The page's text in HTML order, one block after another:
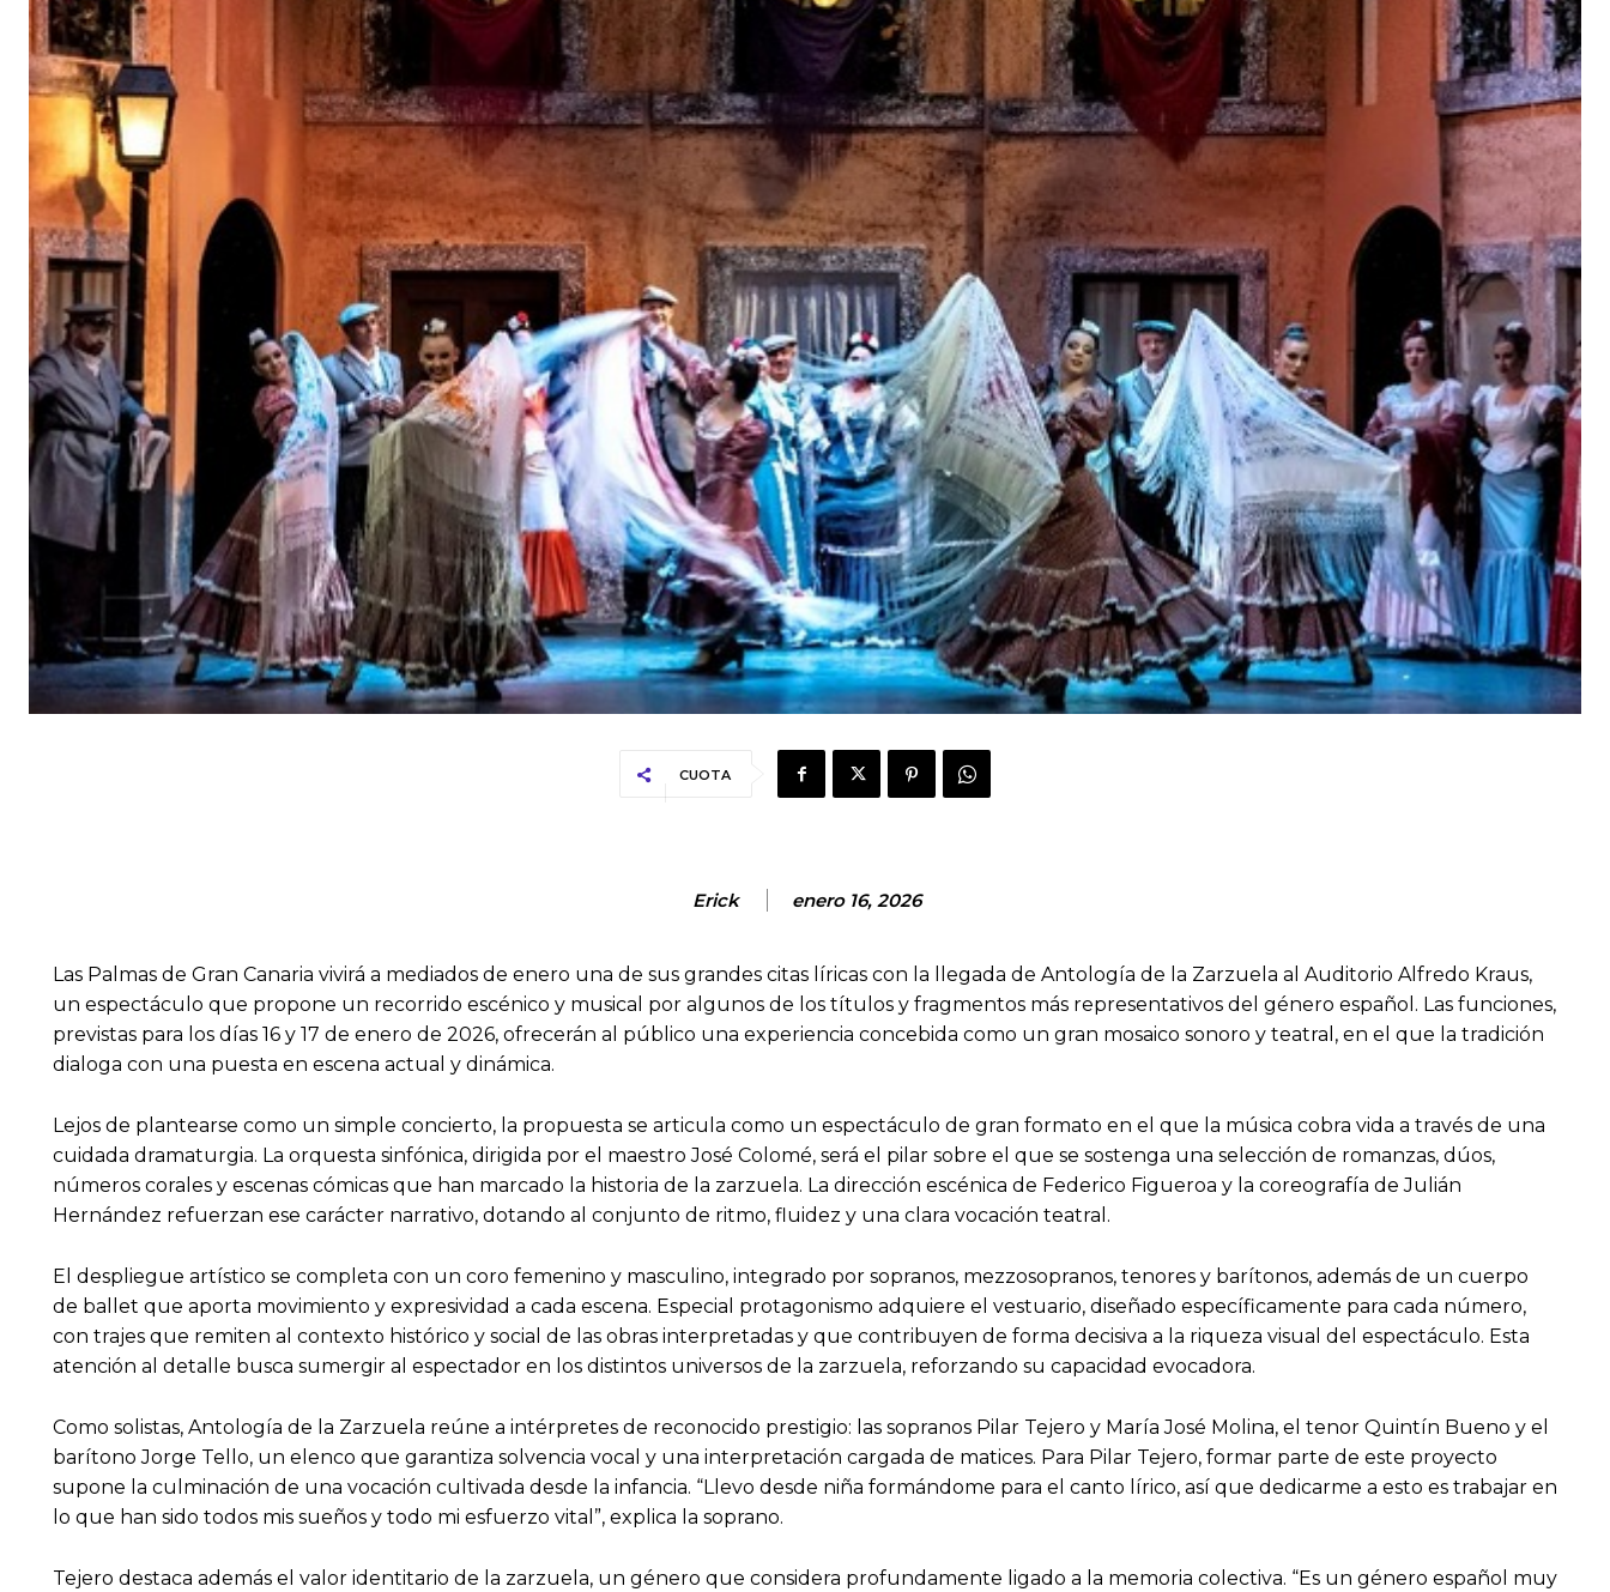
CUOTA
Erick enero 16, 2026
Las Palmas de Gran Canaria vivirá a mediados de enero una de sus grandes citas líricas con la llegada de Antología de la Zarzuela al Auditorio Alfredo Kraus,
un espectáculo que propone un recorrido escénico y musical por algunos de los títulos y fragmentos más representativos del género español. Las funciones,
previstas para los días 16 y 17 de enero de 2026, ofrecerán al público una experiencia concebida como un gran mosaico sonoro y teatral, en el que la tradición
dialoga con una puesta en escena actual y dinámica.
Lejos de plantearse como un simple concierto, la propuesta se articula como un espectáculo de gran formato en el que la música cobra vida a través de una
cuidada dramaturgia. La orquesta sinfónica, dirigida por el maestro José Colomé, será el pilar sobre el que se sostenga una selección de romanzas, dúos,
números corales y escenas cómicas que han marcado la historia de la zarzuela. La dirección escénica de Federico Figueroa y la coreografía de Julián
Hernández refuerzan ese carácter narrativo, dotando al conjunto de ritmo, fluidez y una clara vocación teatral.
El despliegue artístico se completa con un coro femenino y masculino, integrado por sopranos, mezzosopranos, tenores y barítonos, además de un cuerpo
de ballet que aporta movimiento y expresividad a cada escena. Especial protagonismo adquiere el vestuario, diseñado específicamente para cada número,
con trajes que remiten al contexto histórico y social de las obras interpretadas y que contribuyen de forma decisiva a la riqueza visual del espectáculo. Esta
atención al detalle busca sumergir al espectador en los distintos universos de la zarzuela, reforzando su capacidad evocadora.
Como solistas, Antología de la Zarzuela reúne a intérpretes de reconocido prestigio: las sopranos Pilar Tejero y María José Molina, el tenor Quintín Bueno y el
barítono Jorge Tello, un elenco que garantiza solvencia vocal y una interpretación cargada de matices. Para Pilar Tejero, formar parte de este proyecto
supone la culminación de una vocación cultivada desde la infancia. “Llevo desde niña formándome para el canto lírico, así que dedicarme a esto es trabajar en
lo que han sido todos mis sueños y todo mi esfuerzo vital”, explica la soprano.
Tejero destaca además el valor identitario de la zarzuela, un género que considera profundamente ligado a la memoria colectiva. “Es un género español muy